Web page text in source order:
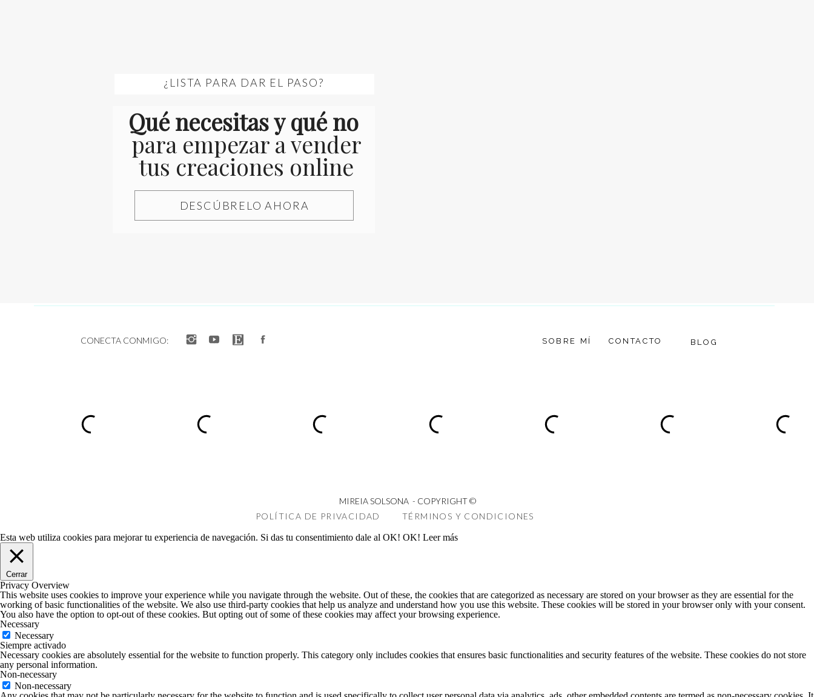
Cómo recuperar la inspiración cuando estás agotada
Cuando intento aprovechar cada minuto del día.
Cuando quiero avanzar en mis proyectos, atender a mis alumnas, cuidar de mi familia y estar presente
Empiezo a ver problemas donde antes veía oportunidades.
Todo parece más difícil.
Web
Guarda mi nombre, correo electrónico y web en este navegador para la próxima vez que comente.
DESCÚBRELO AHORA
Qué necesitas y qué no
para empezar a vender
tus creaciones online
¿LISTA PARA DAR EL PASO?
SOBRE MÍ
CONECTA CONMIGO: BLOG
CONTACTO
POLÍTICA DE PRIVACIDAD TÉRMINOS Y CONDICIONES
MIREIA SOLSONA - COPYRIGHT ©
Esta web utiliza cookies para mejorar tu experiencia de navegación. Si das tu consentimiento dale al OK! OK! Leer más
Cerrar
Privacy Overview
This website uses cookies to improve your experience while you navigate through the website. Out of these, the cookies that are categorized as necessary are stored on your browser as they are essential for the
working of basic functionalities of the website. We also use third-party cookies that help us analyze and understand how you use this website. These cookies will be stored in your browser only with your consent.
You also have the option to opt-out of these cookies. But opting out of some of these cookies may affect your browsing experience.
Necessary
Necessary
Siempre activado
Necessary cookies are absolutely essential for the website to function properly. This category only includes cookies that ensures basic functionalities and security features of the website. These cookies do not store
any personal information.
Non-necessary
Non-necessary